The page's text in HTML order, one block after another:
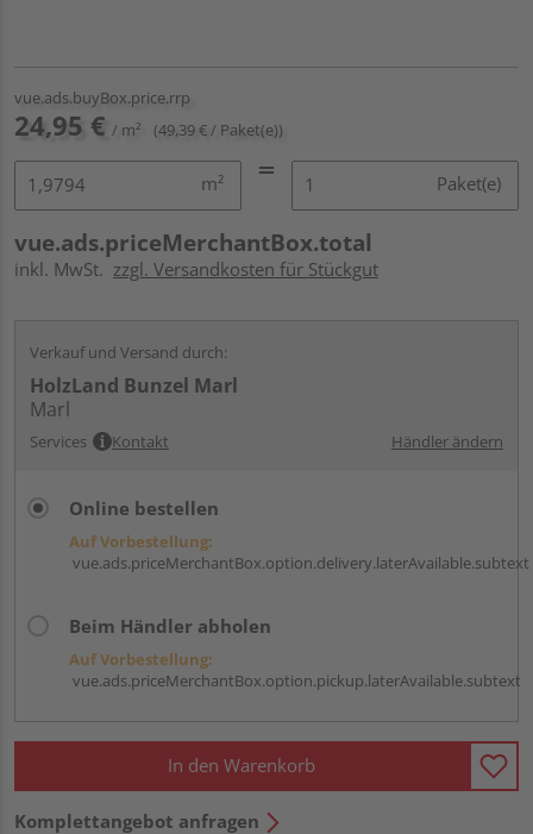
vue.ads.buyBox.price.rrp
24,95 € / m² (49,39 € / Paket(e))
m² Paket(e)
vue.ads.priceMerchantBox.total
inkl. MwSt. zzgl. Versandkosten für Stückgut
Verkauf und Versand durch:
HolzLand Bunzel Marl
Marl
Services Kontakt Händler ändern
Online bestellen
Auf Vorbestellung:
vue.ads.priceMerchantBox.option.delivery.laterAvailable.subtext
Beim Händler abholen
Auf Vorbestellung:
vue.ads.priceMerchantBox.option.pickup.laterAvailable.subtext
In den Warenkorb
Komplettangebot anfragen